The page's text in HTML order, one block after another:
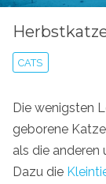
CATS
Die wenigsten
geborene
als die anderen
Dazu die